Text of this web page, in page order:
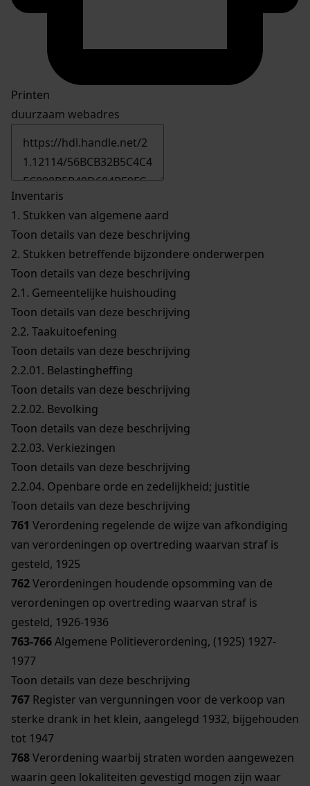
Printen
duurzaam webadres
Inventaris
1. Stukken van algemene aard
Toon details van deze beschrijving
2. Stukken betreffende bijzondere onderwerpen
Toon details van deze beschrijving
2.1. Gemeentelijke huishouding
Toon details van deze beschrijving
2.2. Taakuitoefening
Toon details van deze beschrijving
2.2.01. Belastingheffing
Toon details van deze beschrijving
2.2.02. Bevolking
Toon details van deze beschrijving
2.2.03. Verkiezingen
Toon details van deze beschrijving
2.2.04. Openbare orde en zedelijkheid; justitie
Toon details van deze beschrijving
761 Verordening regelende de wijze van afkondiging
van verordeningen op overtreding waarvan straf is
gesteld, 1925
762Verordeningen houdende opsomming van de
verordeningen op overtreding waarvan straf is
gesteld, 1926-1936
763-766Algemene Politieverordening, (1925) 1927-
1977
Toon details van deze beschrijving
767 Register van vergunningen voor de verkoop van
sterke drank in het klein, aangelegd 1932, bijgehouden
tot 1947
768Verordening waarbij straten worden aangewezen
waarin geen lokaliteiten gevestigd mogen zijn waar